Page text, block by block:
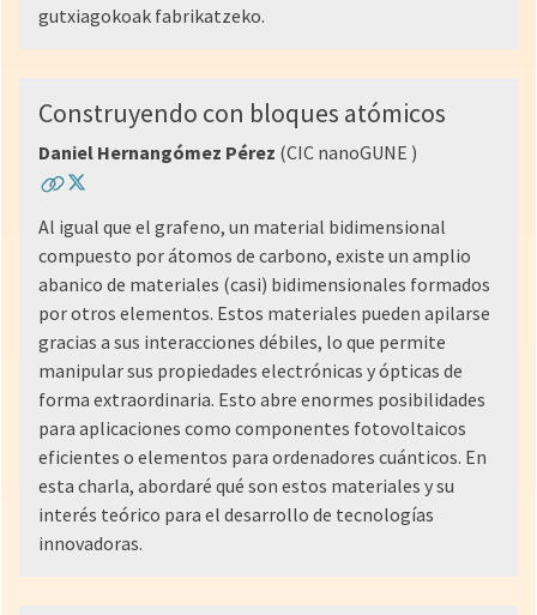
gutxiagokoak fabrikatzeko.
Construyendo con bloques atómicos
Daniel Hernangómez Pérez (CIC nanoGUNE )
Al igual que el grafeno, un material bidimensional
compuesto por átomos de carbono, existe un amplio
abanico de materiales (casi) bidimensionales formados
por otros elementos. Estos materiales pueden apilarse
gracias a sus interacciones débiles, lo que permite
manipular sus propiedades electrónicas y ópticas de
forma extraordinaria. Esto abre enormes posibilidades
para aplicaciones como componentes fotovoltaicos
eficientes o elementos para ordenadores cuánticos. En
esta charla, abordaré qué son estos materiales y su
interés teórico para el desarrollo de tecnologías
innovadoras.